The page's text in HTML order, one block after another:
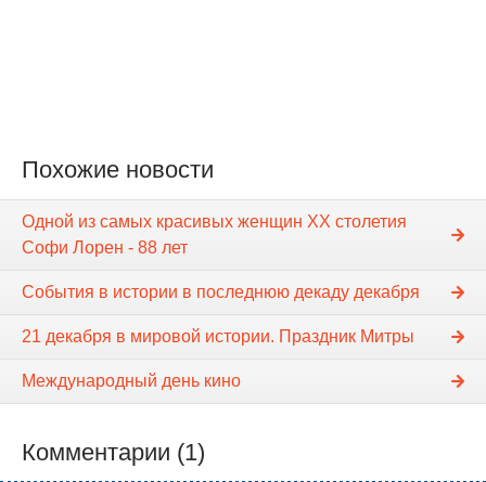
Похожие новости
Одной из самых красивых женщин XX столетия
Софи Лорен - 88 лет
События в истории в последнюю декаду декабря
21 декабря в мировой истории. Праздник Митры
Международный день кино
Комментарии (1)